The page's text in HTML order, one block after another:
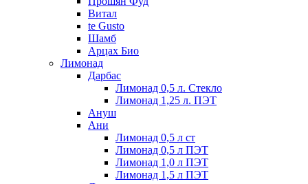
Витал
te Gusto
Шамб
Арцах Био
Лимонад
Дарбас
Лимонад 0,5 л. Стекло
Лимонад 1,25 л. ПЭТ
Ануш
Ани
Лимонад 0,5 л ст
Лимонад 0,5 л ПЭТ
Лимонад 1,0 л ПЭТ
Лимонад 1,5 л ПЭТ